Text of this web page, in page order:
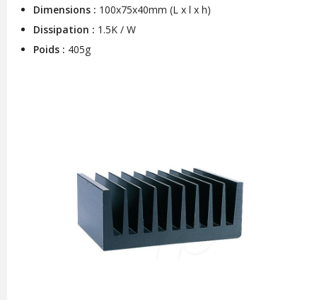
Dimensions : 100x75x40mm (L x l x h)
Dissipation : 1.5K / W
Poids : 405g